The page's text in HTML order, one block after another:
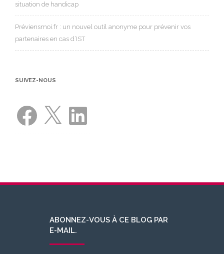
situation de handicap
Préviensmoi.fr : un nouvel outil anonyme pour prévenir vos
partenaires en cas d’IST
SUIVEZ-NOUS
Facebook LinkedIn
ABONNEZ-VOUS À CE BLOG PAR
E-MAIL.